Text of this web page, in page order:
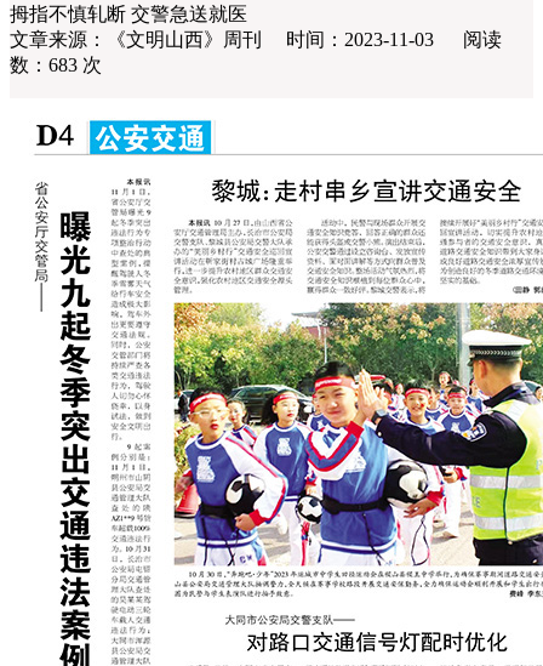
拇指不慎轧断 交警急送就医
文章来源：《文明山西》周刊 时间：2023-11-03 阅读
数：683 次